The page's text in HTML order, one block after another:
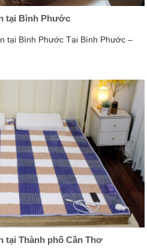
tại Bình Phước
tại Bình Phước Tại Bình Phước –
tại Thành phố Cần Thơ